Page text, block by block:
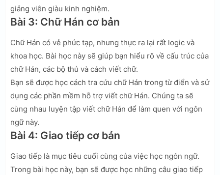
giảng viên giàu kinh nghiệm.
Bài 3: Chữ Hán cơ bản
Chữ Hán có vẻ phức tạp, nhưng thực ra lại rất logic và
khoa học. Bài học này sẽ giúp bạn hiểu rõ về cấu trúc của
chữ Hán, các bộ thủ và cách viết chữ.
Bạn sẽ được học cách tra cứu chữ Hán trong từ điển và sử
dụng các phần mềm hỗ trợ viết chữ Hán. Chúng ta sẽ
cùng nhau luyện tập viết chữ Hán để làm quen với ngôn
ngữ này.
Bài 4: Giao tiếp cơ bản
Giao tiếp là mục tiêu cuối cùng của việc học ngôn ngữ.
Trong bài học này, bạn sẽ được học những câu giao tiếp